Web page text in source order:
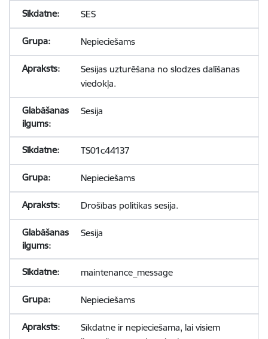
SES
Nepieciešams
Sesijas uzturēšana no slodzes dalīšanas
viedokļa.
Sesija
TS01c44137
Nepieciešams
Drošības politikas sesija.
Sesija
maintenance_message
Nepieciešams
Sīkdatne ir nepieciešama, lai visiem